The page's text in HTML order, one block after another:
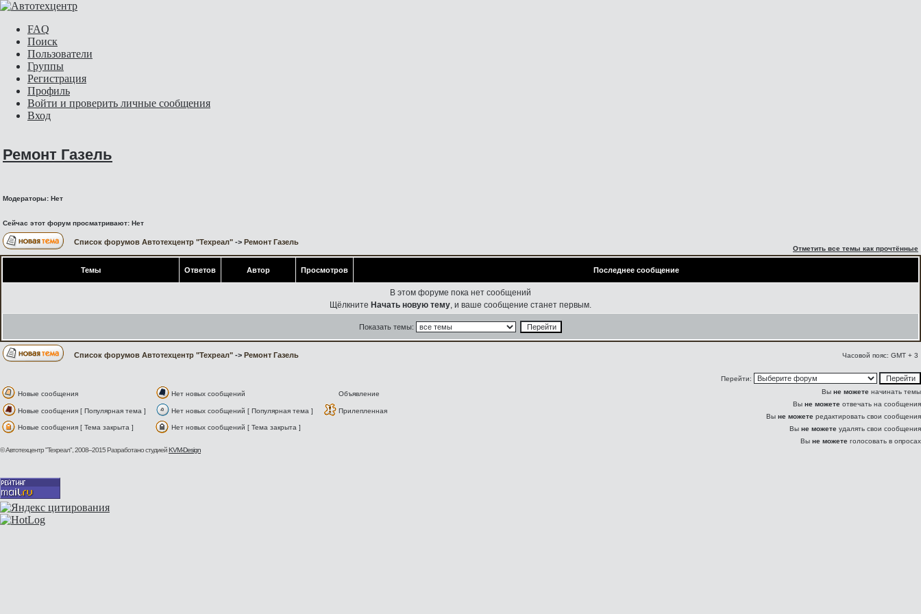
FAQ
Поиск
Пользователи
Группы
Регистрация
Профиль
Войти и проверить личные сообщения
Вход
Ремонт Газель
Модераторы: Нет
Сейчас этот форум просматривают: Нет
Список форумов Автотехцентр "Техреал" -> Ремонт Газель
Отметить все темы как прочтённые
Темы Ответов Автор Просмотров Последнее сообщение
В этом форуме пока нет сообщений
Щёлкните Начать новую тему, и ваше сообщение станет первым.
Показать темы:
Список форумов Автотехцентр "Техреал" -> Ремонт Газель Часовой пояс: GMT + 3
Перейти:
Новые сообщения
Нет новых сообщений Объявление
Новые сообщения [ Популярная тема ] Нет новых сообщений [ Популярная тема ] Прилепленная
Новые сообщения [ Тема закрыта ] Нет новых сообщений [ Тема закрыта ]
Вы не можете начинать темы
Вы не можете отвечать на сообщения
Вы не можете редактировать свои сообщения
Вы не можете удалять свои сообщения
Вы не можете голосовать в опросах
© Автотехцентр "Техреал", 2008–2015Разработано студиейKVM-Design